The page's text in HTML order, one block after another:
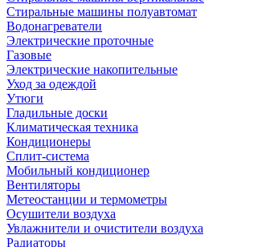
Стиральные машины полуавтомат
Водонагреватели
Электрические проточные
Газовые
Электрические накопительные
Уход за одеждой
Утюги
Гладильные доски
Климатическая техника
Кондиционеры
Сплит-система
Мобильный кондиционер
Вентиляторы
Метеостанции и термометры
Осушители воздуха
Увлажнители и очистители воздуха
Радиаторы